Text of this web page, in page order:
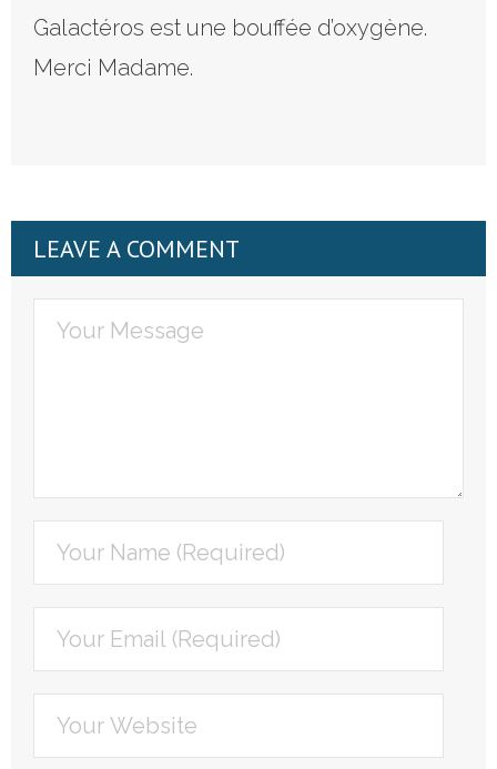
Galactéros est une bouffée d’oxygène.
Merci Madame.
LEAVE A COMMENT